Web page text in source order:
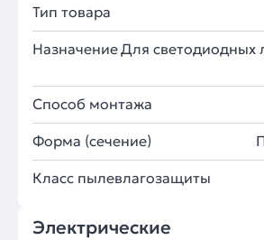
Тип товара
НазначениеДля светодиодных
Способ монтажа
Форма (сечение)
Класс пылевлагозащиты
Электрические